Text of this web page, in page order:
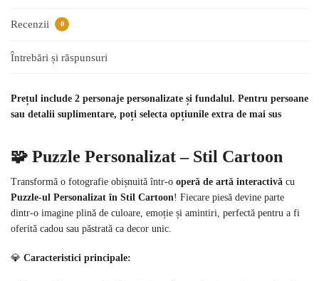
Recenzii 0
Întrebări și răspunsuri
Prețul include 2 personaje personalizate și fundalul. Pentru persoane
sau detalii suplimentare, poți selecta opțiunile extra de mai sus
🧩 Puzzle Personalizat – Stil Cartoon
Transformă o fotografie obișnuită într-o operă de artă interactivă cu
Puzzle-ul Personalizat în Stil Cartoon! Fiecare piesă devine parte
dintr-o imagine plină de culoare, emoție și amintiri, perfectă pentru a fi
oferită cadou sau păstrată ca decor unic.
💎 Caracteristici principale: